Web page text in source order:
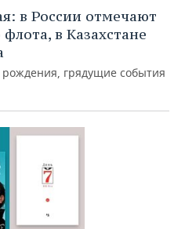
в России отмечают
в Казахстане
грядущие события